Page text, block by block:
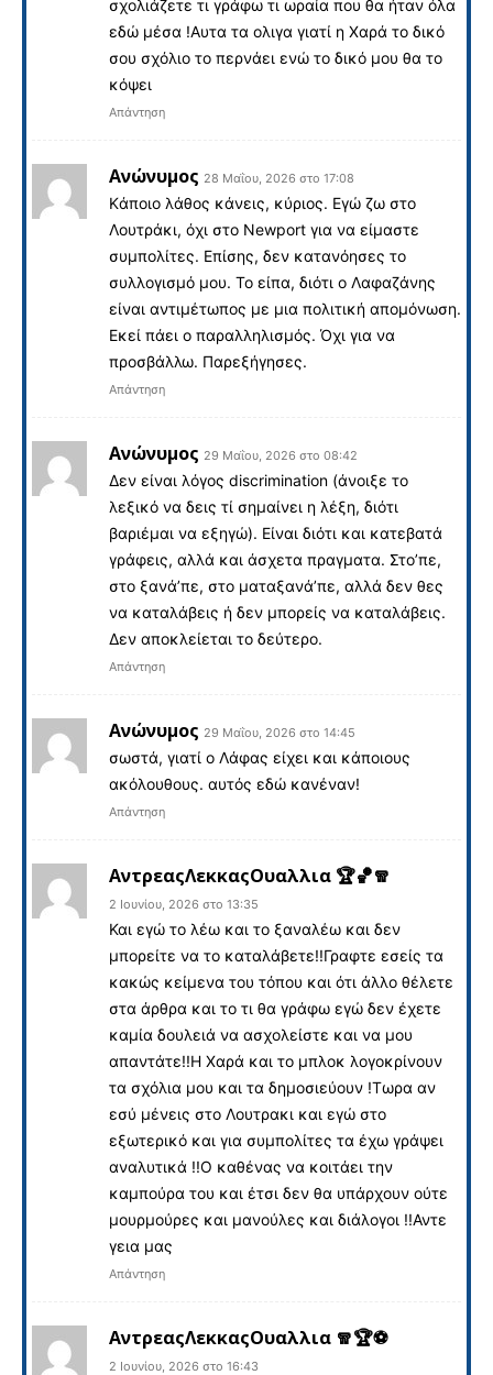
σχολιάζετε τι γράφω τι ωραία που θα ήταν όλα
εδώ μέσα !Αυτα τα ολιγα γιατί η Χαρά το δικό
σου σχόλιο το περνάει ενώ το δικό μου θα το
κόψει
Απάντηση
Ανώνυμος 28 Μαΐου, 2026 στο 17:08
Kάποιο λάθος κάνεις, κύριος. Εγώ ζω στο
Λουτράκι, όχι στο Newport για να είμαστε
συμπολίτες. Επίσης, δεν κατανόησες το
συλλογισμό μου. Το είπα, διότι ο Λαφαζάνης
είναι αντιμέτωπος με μια πολιτική απομόνωση.
Εκεί πάει ο παραλληλισμός. Όχι για να
προσβάλλω. Παρεξήγησες.
Απάντηση
Ανώνυμος 29 Μαΐου, 2026 στο 08:42
Δεν είναι λόγος discrimination (άνοιξε το
λεξικό να δεις τί σημαίνει η λέξη, διότι
βαριέμαι να εξηγώ). Είναι διότι και κατεβατά
γράφεις, αλλά και άσχετα πραγματα. Στο’πε,
στο ξανά’πε, στο ματαξανά’πε, αλλά δεν θες
να καταλάβεις ή δεν μπορείς να καταλάβεις.
Δεν αποκλείεται το δεύτερο.
Απάντηση
Ανώνυμος 29 Μαΐου, 2026 στο 14:45
σωστά, γιατί ο Λάφας είχει και κάποιους
ακόλουθους. αυτός εδώ κανέναν!
Απάντηση
ΑντρεαςΛεκκαςΟυαλλια 🏆🏀🧣
2 Ιουνίου, 2026 στο 13:35
Και εγώ το λέω και το ξαναλέω και δεν
μπορείτε να το καταλάβετε!!Γραφτε εσείς τα
κακώς κείμενα του τόπου και ότι άλλο θέλετε
στα άρθρα και το τι θα γράφω εγώ δεν έχετε
καμία δουλειά να ασχολείστε και να μου
απαντάτε!!Η Χαρά και το μπλοκ λογοκρίνουν
τα σχόλια μου και τα δημοσιεύουν !Τωρα αν
εσύ μένεις στο Λουτρακι και εγώ στο
εξωτερικό και για συμπολίτες τα έχω γράψει
αναλυτικά !!Ο καθένας να κοιτάει την
καμπούρα του και έτσι δεν θα υπάρχουν ούτε
μουρμούρες και μανούλες και διάλογοι !!Αντε
γεια μας
Απάντηση
ΑντρεαςΛεκκαςΟυαλλια 🧣🏆⚽️
2 Ιουνίου, 2026 στο 16:43